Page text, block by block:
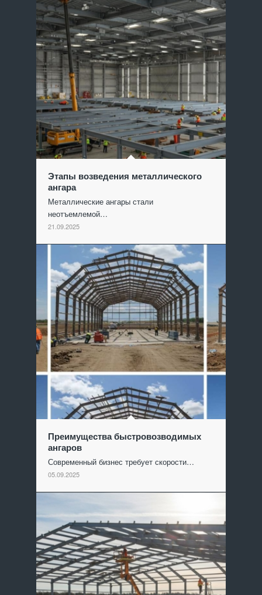
Этапы возведения металлического
ангара
Металлические ангары стали
неотъемлемой…
21.09.2025
Преимущества быстровозводимых
ангаров
Современный бизнес требует скорости…
05.09.2025